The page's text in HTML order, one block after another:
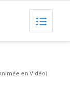
en Vidéo)